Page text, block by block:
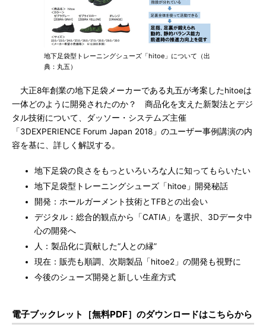
地下足袋型トレーニングシューズ「hitoe」について（出
典：丸五）
大正8年創業の地下足袋メーカーである丸五が考案したhitoeは
一体どのように開発されたのか？ 商品化を支えた新製法とデジ
タル技術について、ダッソー・システムズ主催
「3DEXPERIENCE Forum Japan 2018」のユーザー事例講演の内
容を基に、詳しく解説する。
地下足袋の良さをもっといろいろな人に知ってもらいたい
地下足袋型トレーニングシューズ「hitoe」開発秘話
開発：ホールガーメント技術とTFBとの出会い
デジタル：総合的観点から「CATIA」を選択、3Dデータ中
心の開発へ
人：製品化に貢献した“人との縁”
現在：販売も順調、次期製品「hitoe2」の開発も視野に
今後のシューズ開発と新しい生産方式
電子ブックレット［無料PDF］のダウンロードはこちらから